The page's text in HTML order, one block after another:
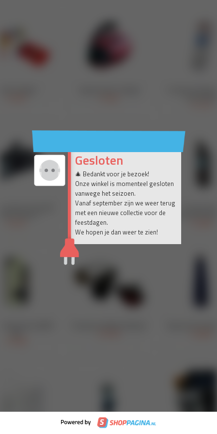
Gesloten
🎄 Bedankt voor je bezoek!
Onze winkel is momenteel gesloten
vanwege het seizoen.
Vanaf september zijn we weer terug
met een nieuwe collectie voor de
feestdagen.
We hopen je dan weer te zien!